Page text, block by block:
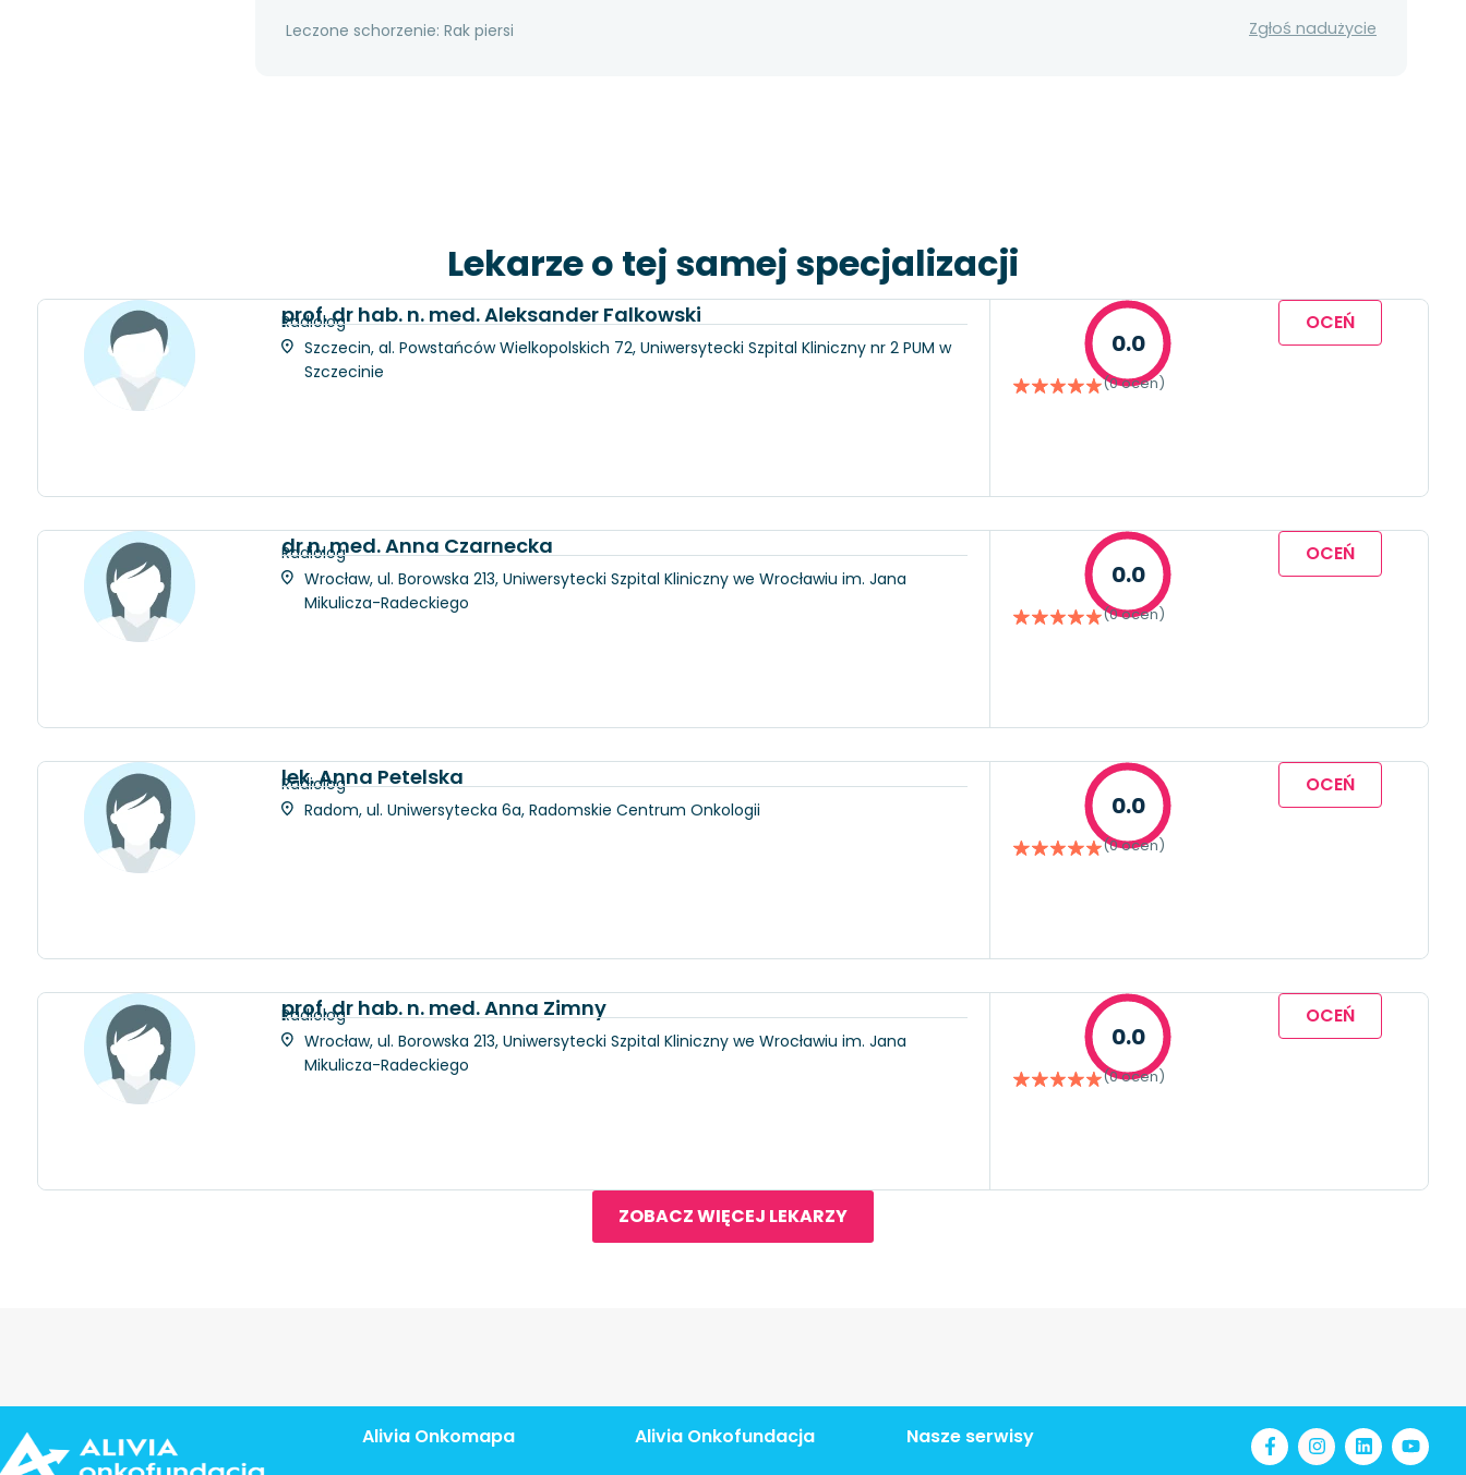
Leczone schorzenie: Rak piersi Zgłoś nadużycie
Lekarze o tej samej specjalizacji
prof. dr hab. n. med. Aleksander Falkowski
Radiolog
Szczecin, al. Powstańców Wielkopolskich 72, Uniwersytecki Szpital Kliniczny nr 2 PUM w
Szczecinie
0.0
(0 ocen)
OCEŃ
dr n. med. Anna Czarnecka
Radiolog
Wrocław, ul. Borowska 213, Uniwersytecki Szpital Kliniczny we Wrocławiu im. Jana
Mikulicza-Radeckiego
0.0
(0 ocen)
OCEŃ
lek. Anna Petelska
Radiolog
Radom, ul. Uniwersytecka 6a, Radomskie Centrum Onkologii
0.0
(0 ocen)
OCEŃ
prof. dr hab. n. med. Anna Zimny
Radiolog
Wrocław, ul. Borowska 213, Uniwersytecki Szpital Kliniczny we Wrocławiu im. Jana
Mikulicza-Radeckiego
0.0
(0 ocen)
OCEŃ
ZOBACZ WIĘCEJ LEKARZY
Alivia Onkomapa Alivia Onkofundacja Nasze serwisy